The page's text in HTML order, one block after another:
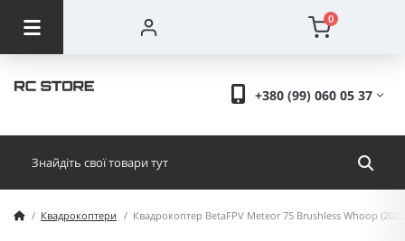
0
+380 (99) 060 05 37
Квадрокоптери Квадрокоптер BetaFPV Meteor 75 Brushless Whoop